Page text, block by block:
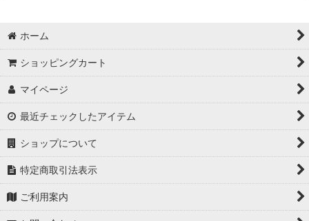
ホーム
ショッピングカート
マイページ
最近チェックしたアイテム
ショップについて
特定商取引法表示
ご利用案内